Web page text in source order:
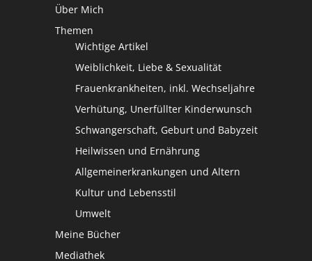
Über Mich
Themen
Wichtige Artikel
Weiblichkeit, Liebe & Sexualität
Frauenkrankheiten, inkl. Wechseljahre
Verhütung, Unerfüllter Kinderwunsch
Schwangerschaft, Geburt und Babyzeit
Heilwissen und Ernährung
Allgemeinerkrankungen und Altern
Kultur und Lebensstil
Umwelt
Meine Bücher
Mediathek